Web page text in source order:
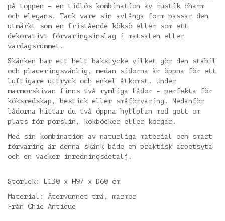
på toppen – en tidlös kombination av rustik charm
och elegans. Tack vare sin avlånga form passar den
utmärkt som en fristående köksö eller som ett
dekorativt förvaringsinslag i matsalen eller
vardagsrummet.
Skänken har ett helt bakstycke vilket gör den stabil
och placeringsvänlig, medan sidorna är öppna för ett
luftigare uttryck och enkel åtkomst. Under
marmorskivan finns två rymliga lådor – perfekta för
köksredskap, bestick eller småförvaring. Nedanför
lådorna hittar du två öppna hyllplan med gott om
plats för porslin, kokböcker eller korgar.
Med sin kombination av naturliga material och smart
förvaring är denna skänk både en praktisk arbetsyta
och en vacker inredningsdetalj.
Storlek: L130 x H97 x D60 cm
Material: Återvunnet trä, marmor
Från Chic Antique